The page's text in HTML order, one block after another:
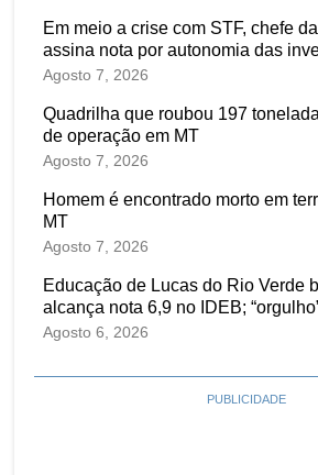
Em meio a crise com STF, chefe
assina nota por autonomia das
Agosto 7, 2026
Quadrilha que roubou 197
de operação em MT
Agosto 7, 2026
Homem é encontrado morto em
MT
Agosto 7, 2026
Educação de Lucas do Rio Verde
alcança nota 6,9 no IDEB;
Agosto 6, 2026
PUBLICIDADE